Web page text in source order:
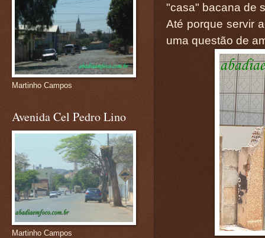
"casa" bacana de
Até porque servir
uma questão de
Martinho Campos
Avenida Cel Pedro Lino
Martinho Campos